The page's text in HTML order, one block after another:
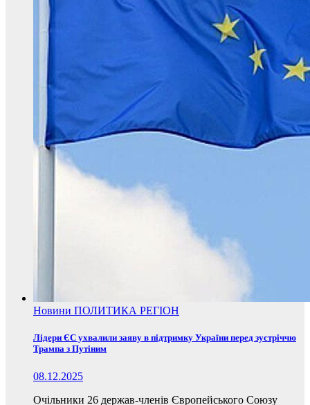
Новини ПОЛИТИКА РЕГІОН
Лідери ЄС ухвалили заяву в підтримку України перед зустріччю
Трампа з Путіним
08.12.2025
Очільники 26 держав-членів Європейського Союзу